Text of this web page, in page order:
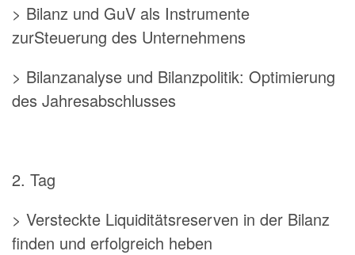
> Bilanz und GuV als Instrumente
zurSteuerung des Unternehmens
> Bilanzanalyse und Bilanzpolitik: Optimierung
des Jahresabschlusses
2. Tag
> Versteckte Liquiditätsreserven in der Bilanz
finden und erfolgreich heben